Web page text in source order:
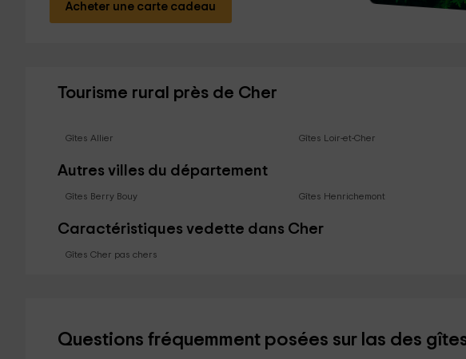
Acheter une carte cadeau
Tourisme rural près de Cher
Gîtes Allier Gîtes Loir-et-Cher
Autres villes du département
Gîtes Berry Bouy Gîtes Henrichemont
Caractéristiques vedette dans Cher
Gîtes Cher pas chers
Questions fréquemment posées sur las des